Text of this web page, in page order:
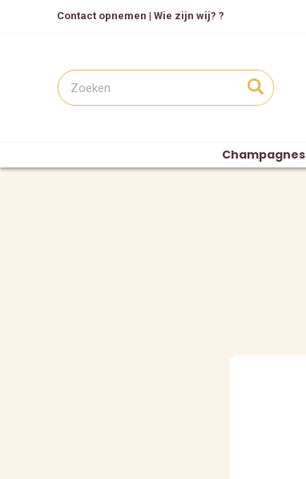
Contact opnemen | Wie zijn wij? ?
Champagnes